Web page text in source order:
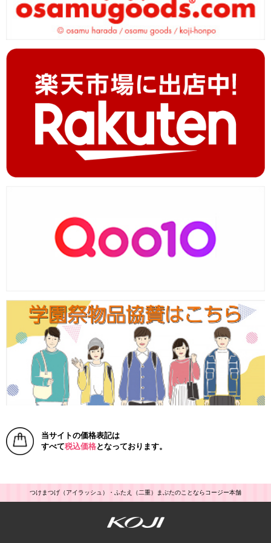
当サイトの価格表記は
すべて税込価格となっております。
つけまつげ（アイラッシュ）・ふたえ（二重）まぶたのことならコージー本舗